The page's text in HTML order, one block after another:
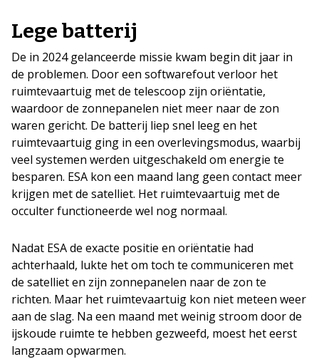
Lege batterij
De in 2024 gelanceerde missie kwam begin dit jaar in
de problemen. Door een softwarefout verloor het
ruimtevaartuig met de telescoop zijn oriëntatie,
waardoor de zonnepanelen niet meer naar de zon
waren gericht. De batterij liep snel leeg en het
ruimtevaartuig ging in een overlevingsmodus, waarbij
veel systemen werden uitgeschakeld om energie te
besparen. ESA kon een maand lang geen contact meer
krijgen met de satelliet. Het ruimtevaartuig met de
occulter functioneerde wel nog normaal.
Nadat ESA de exacte positie en oriëntatie had
achterhaald, lukte het om toch te communiceren met
de satelliet en zijn zonnepanelen naar de zon te
richten. Maar het ruimtevaartuig kon niet meteen weer
aan de slag. Na een maand met weinig stroom door de
ijskoude ruimte te hebben gezweefd, moest het eerst
langzaam opwarmen.